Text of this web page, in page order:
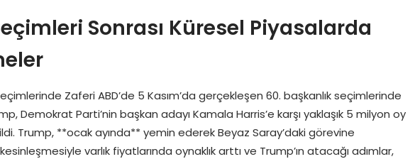
Sonrası Küresel Piyasalarda
Zaferi ABD’de 5 Kasım’da gerçekleşen 60. başkanlık seçimlerinde
Demokrat Parti’nin başkan adayı Kamala Harris’e karşı yaklaşık 5 milyon oy
Trump, **ocak ayında** yemin ederek Beyaz Saray’daki görevine
varlık fiyatlarında oynaklık arttı ve Trump’ın atacağı adımlar,